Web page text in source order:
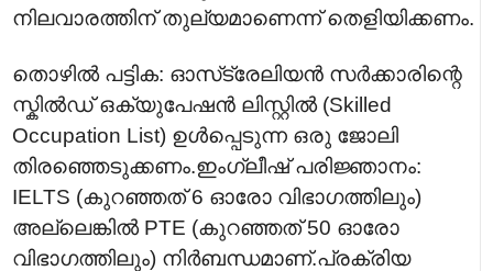
നിലവാരത്തിന് തുല്യമാണെന്ന് തെളിയിക്കണം.
തൊഴിൽ പട്ടിക: ഓസ്‌ട്രേലിയൻ സർക്കാരിന്റെ
സ്കിൽഡ് ഒക്യുപേഷൻ ലിസ്റ്റിൽ (Skilled
Occupation List) ഉൾപ്പെടുന്ന ഒരു ജോലി
തിരഞ്ഞെടുക്കണം.ഇംഗ്ലീഷ് പരിജ്ഞാനം:
IELTS (കുറഞ്ഞത് 6 ഓരോ വിഭാഗത്തിലും)
അല്ലെങ്കിൽ PTE (കുറഞ്ഞത് 50 ഓരോ
വിഭാഗത്തിലും) നിർബന്ധമാണ്.പ്രക്രിയ